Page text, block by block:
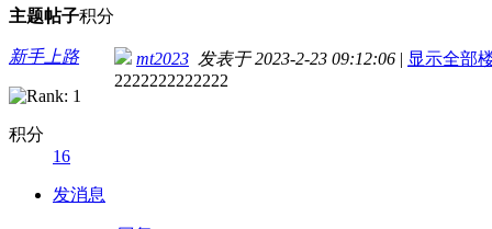
主题帖子积分
新手上路
积分
16
发消息
mt2023 发表于 2023-2-23 09:12:06 | 显示全部
2222222222222